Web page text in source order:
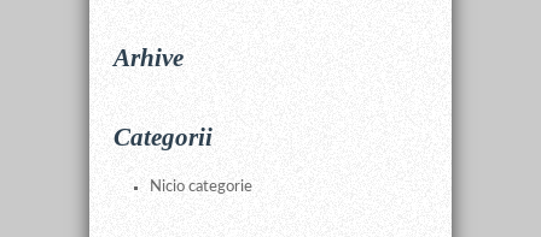
Arhive
Categorii
Nicio categorie